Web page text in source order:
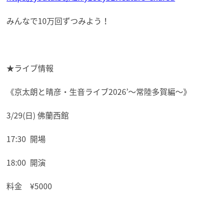
みんなで10万回ずつみよう！
★ライブ情報
《京太朗と晴彦・生音ライブ2026’〜常陸多賀編〜》
3/29(日) 佛蘭西館
17:30 開場
18:00 開演
料金 ¥5000